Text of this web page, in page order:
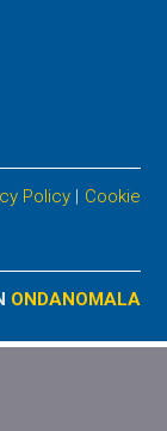
Policy
Cookie
ONDANOMALA